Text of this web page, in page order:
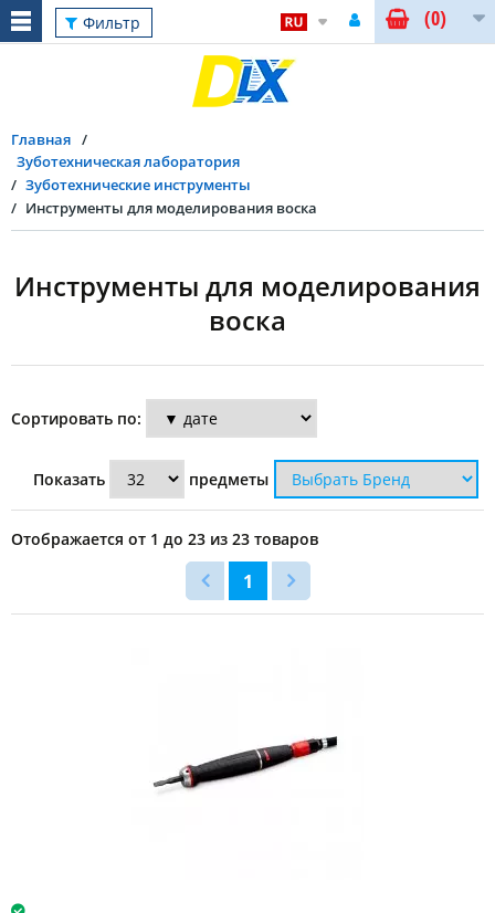
Фильтр (0)
Главная
Зуботехническая лаборатория
Зуботехнические инструменты
Инструменты для моделирования воска
Инструменты для моделирования
воска
Длина
инструмента
Сброс
Сортировать по:
Показать предметы
Отображается от 1 до 23 из 23 товаров
1